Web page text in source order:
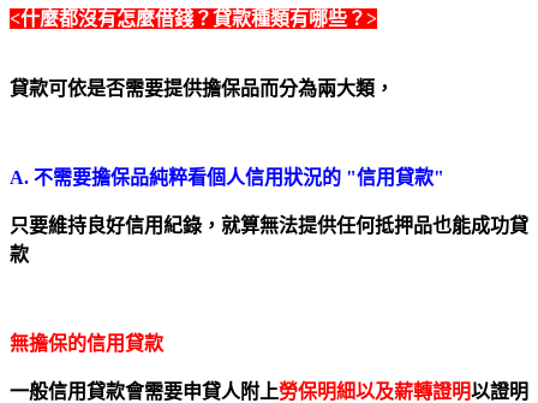
<什麼都沒有怎麼借錢？貸款種類有哪些？>
貸款可依是否需要提供擔保品而分為兩大類，
A. 不需要擔保品純粹看個人信用狀況的 "信用貸款"
只要維持良好信用紀錄，就算無法提供任何抵押品也能成功貸
款
無擔保的信用貸款
一般信用貸款會需要申貸人附上勞保明細以及薪轉證明以證明